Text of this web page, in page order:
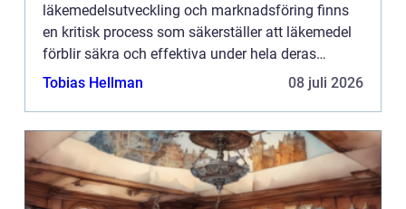
läkemedelsutveckling och marknadsföring finns
en kritisk process som säkerställer att läkemedel
förblir säkra och effektiva under hela deras
livscykel. Denna process, kä...
Tobias Hellman 08 juli 2026